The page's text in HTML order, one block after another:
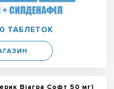
ТАБЛЕТОК
Віагра Софт 50 мг)